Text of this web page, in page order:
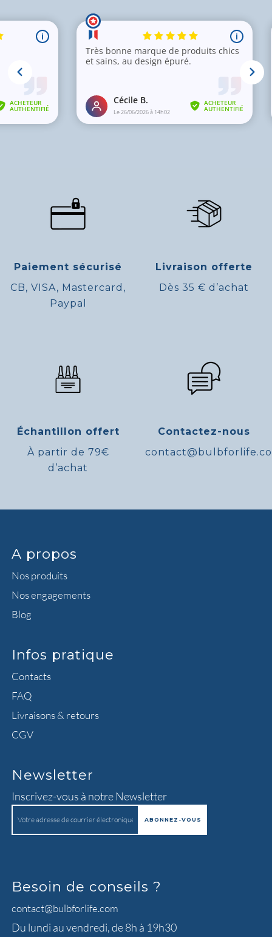
Paiement sécurisé
CB, VISA, Mastercard,
Paypal
Livraison offerte
Dès 35 € d’achat
Échantillon offert
À partir de 79€
d’achat
Contactez-nous
A propos
Nos produits
Nos engagements
Blog
Infos pratique
Contacts
FAQ
Livraisons & retours
CGV
Newsletter
Inscrivez-vous à notre Newsletter
Besoin de conseils ?
contact@bulbforlife.com
Du lundi au vendredi, de 8h à 19h30